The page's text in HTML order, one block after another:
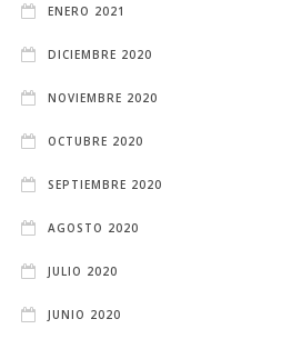
ENERO 2021
DICIEMBRE 2020
NOVIEMBRE 2020
OCTUBRE 2020
SEPTIEMBRE 2020
AGOSTO 2020
JULIO 2020
JUNIO 2020